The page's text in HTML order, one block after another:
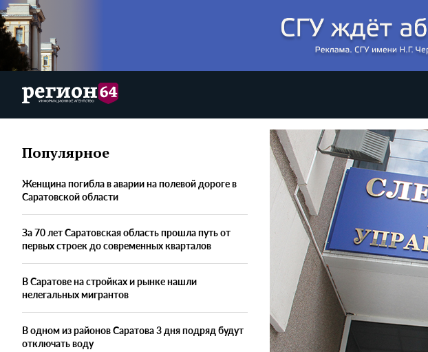
Популярное
Женщина погибла в аварии на полевой дороге в
Саратовской области
За 70 лет Саратовская область прошла путь от
первых строек до современных кварталов
В Саратове на стройках и рынке нашли
нелегальных мигрантов
В одном из районов Саратова 3 дня подряд будут
отключать воду